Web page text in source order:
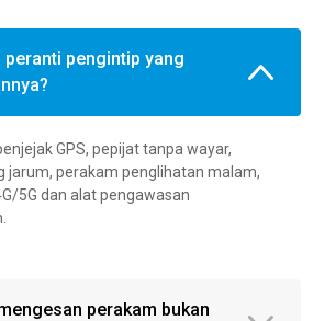
peranti pengintip yang
GPS, pepijat tanpa wayar,
jarum, perakam penglihatan malam,
5G dan alat pengawasan
perakam bukan